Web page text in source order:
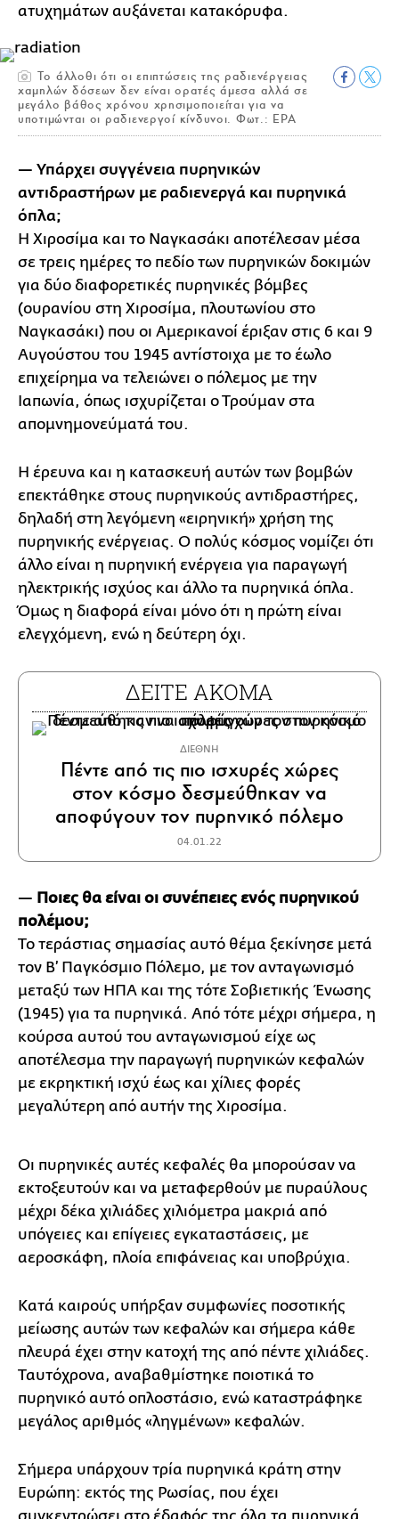
ατυχημάτων αυξάνεται κατακόρυφα.
Το άλλοθι ότι οι επιπτώσεις της ραδιενέργειας
χαμηλών δόσεων δεν είναι ορατές άμεσα αλλά σε
μεγάλο βάθος χρόνου χρησιμοποιείται για να
υποτιμώνται οι ραδιενεργοί κίνδυνοι. Φωτ.: ΕΡΑ
— Υπάρχει συγγένεια πυρηνικών
αντιδραστήρων με ραδιενεργά και πυρηνικά
όπλα;
Η Χιροσίμα και το Ναγκασάκι αποτέλεσαν μέσα
σε τρεις ημέρες το πεδίο των πυρηνικών δοκιμών
για δύο διαφορετικές πυρηνικές βόμβες
(ουρανίου στη Χιροσίμα, πλουτωνίου στο
Ναγκασάκι) που οι Αμερικανοί έριξαν στις 6 και 9
Αυγούστου του 1945 αντίστοιχα με το έωλο
επιχείρημα να τελειώνει ο πόλεμος με την
Ιαπωνία, όπως ισχυρίζεται ο Τρούμαν στα
απομνημονεύματά του.
Η έρευνα και η κατασκευή αυτών των βομβών
επεκτάθηκε στους πυρηνικούς αντιδραστήρες,
δηλαδή στη λεγόμενη «ειρηνική» χρήση της
πυρηνικής ενέργειας. Ο πολύς κόσμος νομίζει ότι
άλλο είναι η πυρηνική ενέργεια για παραγωγή
ηλεκτρικής ισχύος και άλλο τα πυρηνικά όπλα.
Όμως η διαφορά είναι μόνο ότι η πρώτη είναι
ελεγχόμενη, ενώ η δεύτερη όχι.
ΔΕΙΤΕ ΑΚΟΜΑ
ΔΙΕΘΝΗ
Πέντε από τις πιο ισχυρές χώρες
στον κόσμο δεσμεύθηκαν να
αποφύγουν τον πυρηνικό πόλεμο
04.01.22
— Ποιες θα είναι οι συνέπειες ενός πυρηνικού
πολέμου;
Το τεράστιας σημασίας αυτό θέμα ξεκίνησε μετά
τον Β’ Παγκόσμιο Πόλεμο, με τον ανταγωνισμό
μεταξύ των ΗΠΑ και της τότε Σοβιετικής Ένωσης
(1945) για τα πυρηνικά. Από τότε μέχρι σήμερα, η
κούρσα αυτού του ανταγωνισμού είχε ως
αποτέλεσμα την παραγωγή πυρηνικών κεφαλών
με εκρηκτική ισχύ έως και χίλιες φορές
μεγαλύτερη από αυτήν της Χιροσίμα.
Οι πυρηνικές αυτές κεφαλές θα μπορούσαν να
εκτοξευτούν και να μεταφερθούν με πυραύλους
μέχρι δέκα χιλιάδες χιλιόμετρα μακριά από
υπόγειες και επίγειες εγκαταστάσεις, με
αεροσκάφη, πλοία επιφάνειας και υποβρύχια.
Κατά καιρούς υπήρξαν συμφωνίες ποσοτικής
μείωσης αυτών των κεφαλών και σήμερα κάθε
πλευρά έχει στην κατοχή της από πέντε χιλιάδες.
Ταυτόχρονα, αναβαθμίστηκε ποιοτικά το
πυρηνικό αυτό οπλοστάσιο, ενώ καταστράφηκε
μεγάλος αριθμός «ληγμένων» κεφαλών.
Σήμερα υπάρχουν τρία πυρηνικά κράτη στην
Ευρώπη: εκτός της Ρωσίας, που έχει